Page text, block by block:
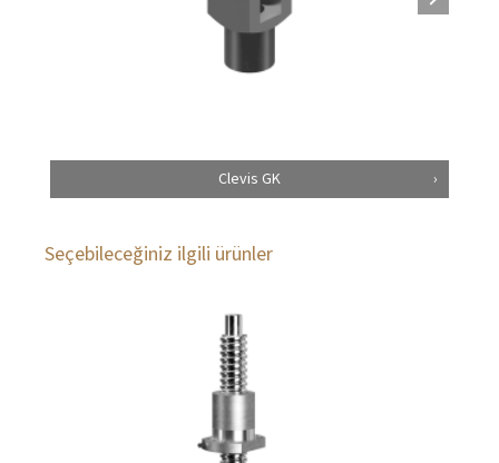
Clevis GK
Seçebileceğiniz ilgili ürünler